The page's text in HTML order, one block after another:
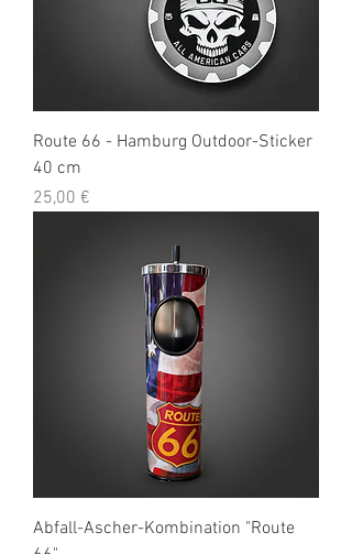
Route 66 - Hamburg Outdoor-Sticker
40 cm
Preis
25,00 €
Abfall-Ascher-Kombination "Route